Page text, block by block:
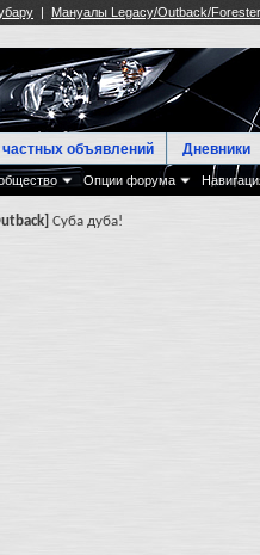
Опции форума
объявлений Дневники
Суба дуба!